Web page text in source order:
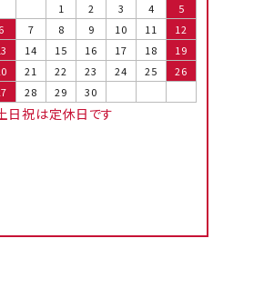
1
2 3 4
5
6
7 8 9 10 11
12
14 15 16 17 18
19
21 22 23 24 25
26
28 29 30
日祝は定休日です